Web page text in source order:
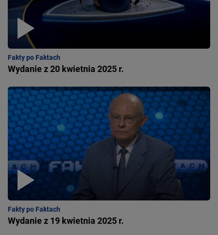
Fakty po Faktach
Wydanie z 20 kwietnia 2025 r.
Fakty po Faktach
Wydanie z 19 kwietnia 2025 r.